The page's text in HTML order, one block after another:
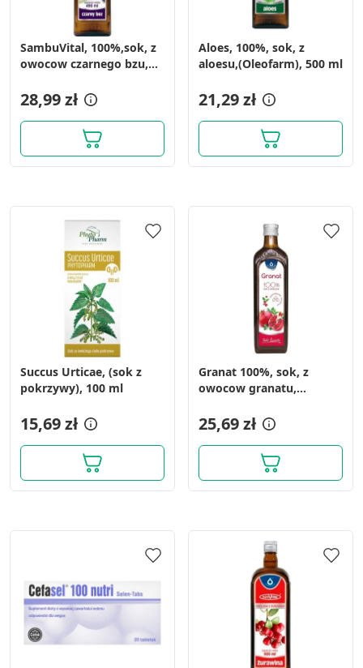
SambuVital, 100%,sok, z
owocow czarnego bzu,
28,99 zł
Aloes, 100%, sok, z
aloesu,(Oleofarm), 500 ml
21,29 zł
Succus Urticae, (sok z
pokrzywy), 100 ml
15,69 zł
Granat 100%, sok, z
owocow granatu,
25,69 zł